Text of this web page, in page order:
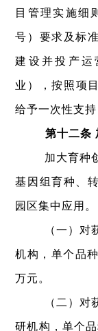
目管理实施细
号）要求及标
建设并投产运
业），按照项
给予一次性支
第十二条
加大育种
基因组育种、
园区集中应用。
（一）
机构，单个品
万元。
（二）
研机构，单个